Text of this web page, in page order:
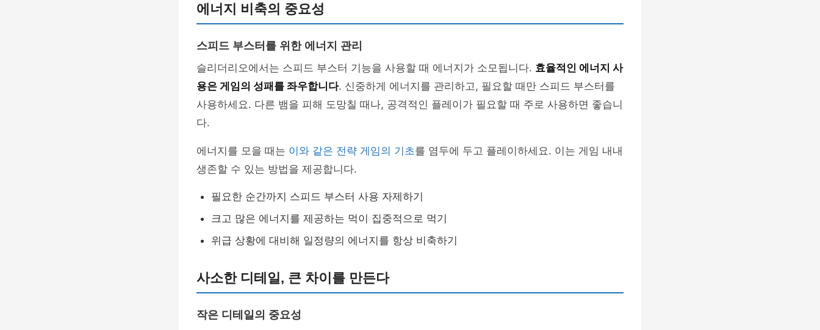
에너지 비축의 중요성
스피드 부스터를 위한 에너지 관리
슬리더리오에서는 스피드 부스터 기능을 사용할 때 에너지가 소모됩니다. 효율적인 에너지 사
용은 게임의 성패를 좌우합니다. 신중하게 에너지를 관리하고, 필요할 때만 스피드 부스터를
사용하세요. 다른 뱀을 피해 도망칠 때나, 공격적인 플레이가 필요할 때 주로 사용하면 좋습니
다.
에너지를 모을 때는 이와 같은 전략 게임의 기초를 염두에 두고 플레이하세요. 이는 게임 내내
생존할 수 있는 방법을 제공합니다.
필요한 순간까지 스피드 부스터 사용 자제하기
크고 많은 에너지를 제공하는 먹이 집중적으로 먹기
위급 상황에 대비해 일정량의 에너지를 항상 비축하기
사소한 디테일, 큰 차이를 만든다
작은 디테일의 중요성